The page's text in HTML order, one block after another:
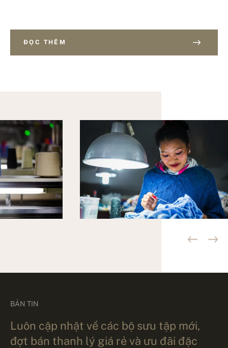
ĐỌC THÊM
BẢN TIN
Luôn cập nhật về các bộ sưu tập mới,
đợt bán thanh lý giá rẻ và ưu đãi đặc